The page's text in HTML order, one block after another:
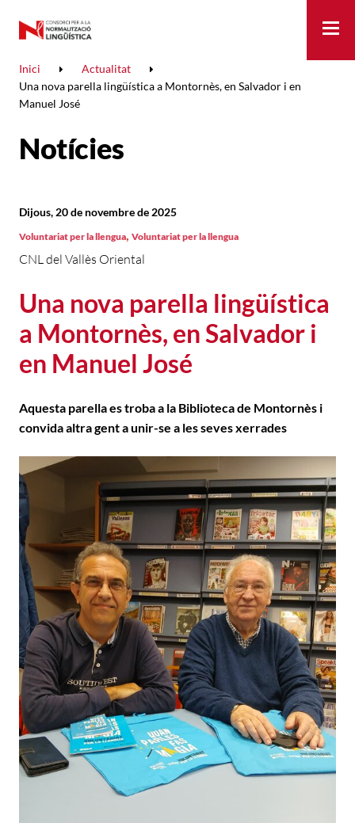
Inici
Actualitat
Una nova parella lingüística a Montornès, en Salvador i en
Manuel José
Notícies
Una nova parella lingüística
a Montornès, en Salvador i
en Manuel José
CNL del Vallès Oriental
Dijous, 20 de novembre de 2025
Voluntariat per la llengua, Voluntariat per la llengua
Aquesta parella es troba a la Biblioteca de Montornès i
convida altra gent a unir-se a les seves xerrades